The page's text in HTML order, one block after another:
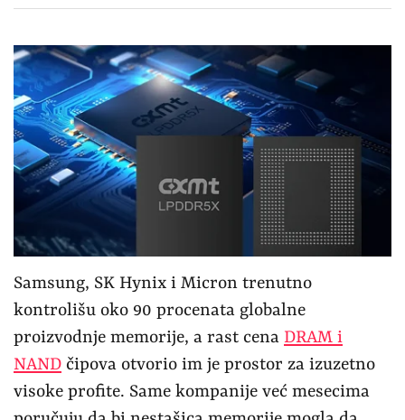
Samsung, SK Hynix i Micron trenutno
kontrolišu oko 90 procenata globalne
proizvodnje memorije, a rast cena DRAM i
NAND čipova otvorio im je prostor za izuzetno
visoke profite. Same kompanije već mesecima